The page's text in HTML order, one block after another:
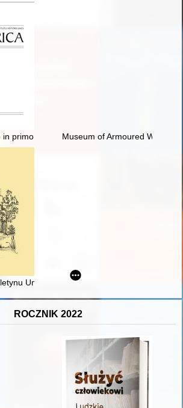
primo agmine fortissime dimicans quasi
Museum of Armoured Warfare
Uniejowskiego" na rynku wydawnictw
ROCZNIK 2022